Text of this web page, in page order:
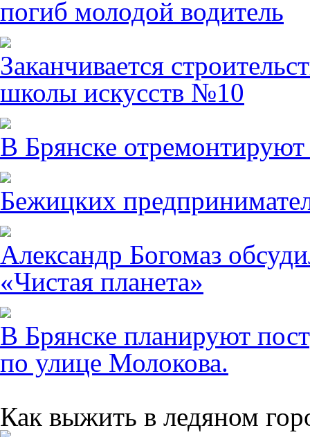
погиб молодой водитель
Заканчивается
школы искусств №10
В Брянске
Бежицких
Александр Богомаз
«Чистая планета»
В Брянске планируют
по улице Молокова.
Как выжить в ледяном